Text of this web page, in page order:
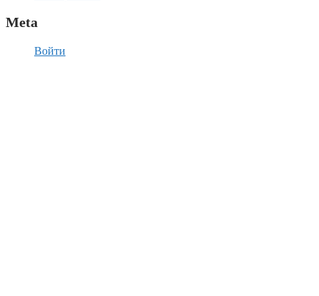
Meta
Войти